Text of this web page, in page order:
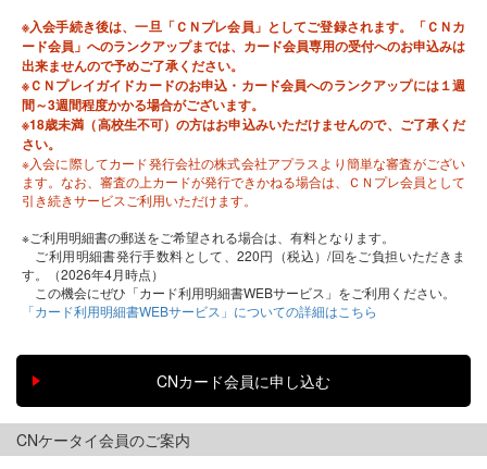
※入会手続き後は、一旦「ＣＮプレ会員」としてご登録されます。「ＣＮカ
ード会員」へのランクアップまでは、カード会員専用の受付へのお申込みは
出来ませんので予めご了承ください。
※ＣＮプレイガイドカードのお申込・カード会員へのランクアップには１週
間～3週間程度かかる場合がございます。
※18歳未満（高校生不可）の方はお申込みいただけませんので、ご了承くだ
さい。
※入会に際してカード発行会社の株式会社アプラスより簡単な審査がござい
ます。なお、審査の上カードが発行できかねる場合は、ＣＮプレ会員として
引き続きサービスご利用いただけます。
※ご利用明細書の郵送をご希望される場合は、有料となります。
ご利用明細書発行手数料として、220円（税込）/回をご負担いただきま
す。（2026年4月時点）
この機会にぜひ「カード利用明細書WEBサービス」をご利用ください。
「カード利用明細書WEBサービス」についての詳細はこちら
CNケータイ会員のご案内